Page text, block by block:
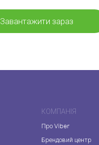
Завантажити зараз
КОМПАНІЯ
Про Viber
Брендовий центр